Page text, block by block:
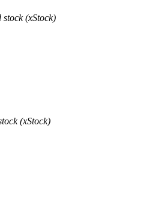
stock (xStock)
(xStock)